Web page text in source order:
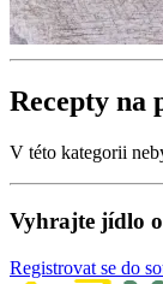
Recepty na
V této kategorii
Vyhrajte jídlo
Registrovat se do